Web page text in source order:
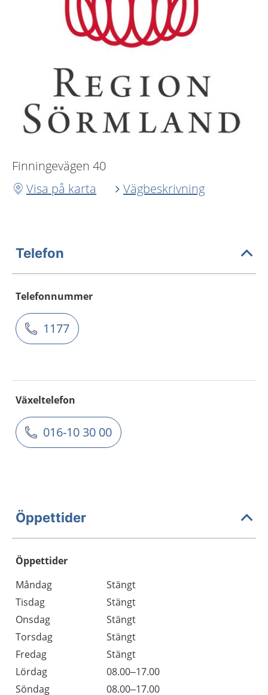
Finningevägen 40
Visa på karta
Vägbeskrivning
Telefon
Telefonnummer
1177
Växeltelefon
016-10 30 00
Öppettider
Öppettider
Dag
Öppettider
Kommentarer
Måndag
Stängt
Tisdag
Stängt
Onsdag
Stängt
Torsdag
Stängt
Fredag
Stängt
Lördag
08.00–17.00
Söndag
08.00–17.00